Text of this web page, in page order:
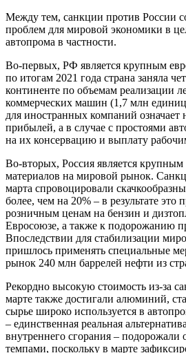
Между тем, санкции против России
проблем для мировой экономики в
автопрома в частности.
Во-первых, РФ является крупным
по итогам 2021 года страна заняла
континенте по объемам реализации
коммерческих машин (1,7 млн
для иностранных компаний
прибылей, а в случае с простоями
на их консервацию и выплату
Во-вторых, Россия является
материалов на мировой рынок.
марта спровоцировали
более, чем на 20% – в результате это
розничным ценам на бензин и
Евросоюзе, а также к подорожанию
Впоследствии для стабилизации
пришлось применять специальные
рынок 240 млн баррелей нефти из
Рекордно высокую стоимость из-за
марте также достигали алюминий,
сырье широко используется в
– единственная реальная
внутреннего сгорания –
темпами, поскольку в марте